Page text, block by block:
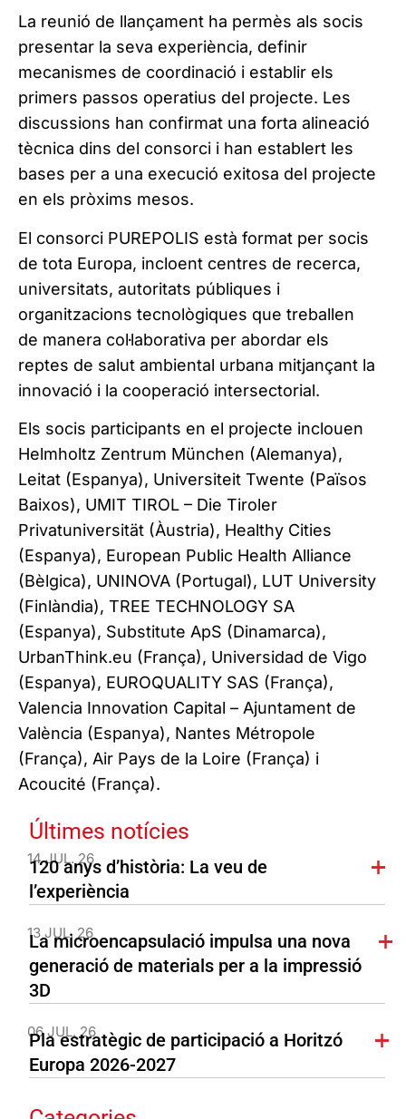
La reunió de llançament ha permès als socis
presentar la seva experiència, definir
mecanismes de coordinació i establir els
primers passos operatius del projecte. Les
discussions han confirmat una forta alineació
tècnica dins del consorci i han establert les
bases per a una execució exitosa del projecte
en els pròxims mesos.
El consorci PUREPOLIS està format per socis
de tota Europa, incloent centres de recerca,
universitats, autoritats públiques i
organitzacions tecnològiques que treballen
de manera col·laborativa per abordar els
reptes de salut ambiental urbana mitjançant la
innovació i la cooperació intersectorial.
Els socis participants en el projecte inclouen
Helmholtz Zentrum München (Alemanya),
Leitat (Espanya), Universiteit Twente (Països
Baixos), UMIT TIROL – Die Tiroler
Privatuniversität (Àustria), Healthy Cities
(Espanya), European Public Health Alliance
(Bèlgica), UNINOVA (Portugal), LUT University
(Finlàndia), TREE TECHNOLOGY SA
(Espanya), Substitute ApS (Dinamarca),
UrbanThink.eu (França), Universidad de Vigo
(Espanya), EUROQUALITY SAS (França),
Valencia Innovation Capital – Ajuntament de
València (Espanya), Nantes Métropole
(França), Air Pays de la Loire (França) i
Acoucité (França).
Últimes notícies
14 JUL. 26
120 anys d’història: La veu de
l’experiència
13 JUL. 26
La microencapsulació impulsa una nova
generació de materials per a la impressió
3D
06 JUL. 26
Pla estratègic de participació a Horitzó
Europa 2026-2027